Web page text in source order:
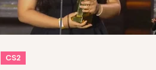
CS2